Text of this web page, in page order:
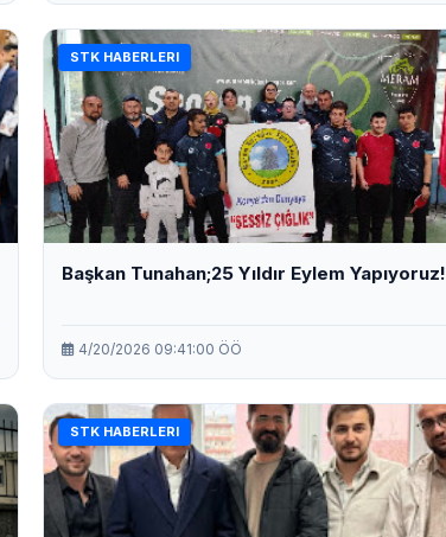
STK HABERLERI
Başkan Tunahan;25 Yıldır Eylem Yapıyoruz!
4/20/2026 09:41:00 ÖÖ
STK HABERLERI